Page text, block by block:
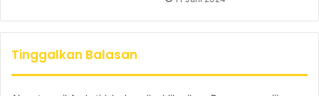
Tinggalkan Balasan